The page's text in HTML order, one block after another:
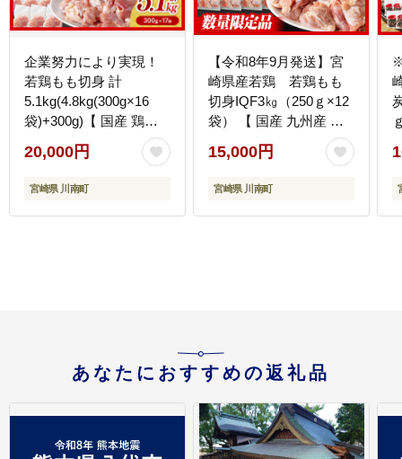
企業努力により実現！
若鶏もも切身 計
5.1kg(4.8kg(300g×16
袋)+300g)【 国産 鶏肉
肉 とり もも肉 モモ
5.1kg からあげ 唐揚げ
チキン南蛮 送料無料 】
20,000円
宮崎県 川南町
【令和8年9月発送】宮
崎県産若鶏 若鶏もも
切身IQF3㎏（250ｇ×12
袋） 【 国産 九州産 鶏
肉 若鶏 肉 とり もも モ
モ肉 たっぷり 大容量 宮
崎県 川南町 送料無料 】
15,000円
宮崎県 川南町
あなたにおすすめの返礼品